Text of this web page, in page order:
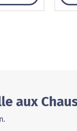
aux